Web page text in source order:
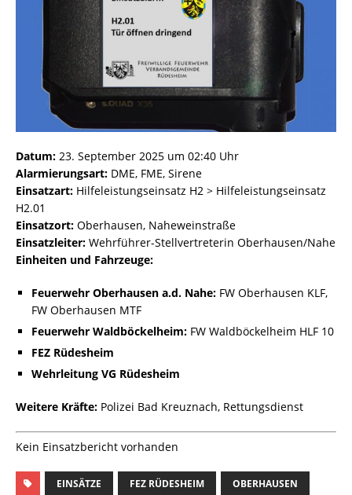
Datum: 23. September 2025 um 02:40 Uhr
Alarmierungsart: DME, FME, Sirene
Einsatzart: Hilfeleistungseinsatz H2 > Hilfeleistungseinsatz
H2.01
Einsatzort: Oberhausen, Naheweinstraße
Einsatzleiter: Wehrführer-Stellvertreterin Oberhausen/Nahe
Einheiten und Fahrzeuge:
Feuerwehr Oberhausen a.d. Nahe: FW Oberhausen KLF,
FW Oberhausen MTF
Feuerwehr Waldböckelheim: FW Waldböckelheim HLF 10
FEZ Rüdesheim
Wehrleitung VG Rüdesheim
Weitere Kräfte: Polizei Bad Kreuznach, Rettungsdienst
Kein Einsatzbericht vorhanden
EINSÄTZE FEZ RÜDESHEIM OBERHAUSEN